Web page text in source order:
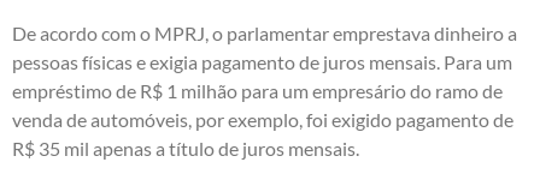
De acordo com o MPRJ, o parlamentar emprestava dinheiro a
pessoas físicas e exigia pagamento de juros mensais. Para um
empréstimo de R$ 1 milhão para um empresário do ramo de
venda de automóveis, por exemplo, foi exigido pagamento de
R$ 35 mil apenas a título de juros mensais.